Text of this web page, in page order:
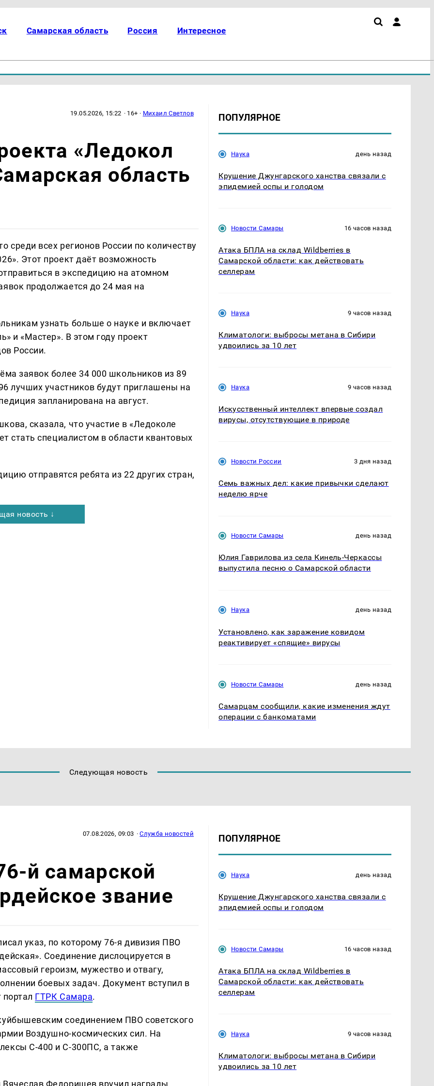
Самарская область Россия Интересное
19.05.2026, 15:22 · 16+ · Михаил Светлов
«Ледокол
область
среди всех регионов России по количеству
Этот проект даёт возможность
в экспедицию на атомном
продолжается до 24 мая на
узнать больше о науке и включает
и «Мастер». В этом году проект
России.
заявок более 34 000 школьников из 89
лучших участников будут приглашены на
запланирована на август.
сказала, что участие в «Ледоколе
стать специалистом в области квантовых
отправятся ребята из 22 других стран,
новость ↓
ПОПУЛЯРНОЕ
Наука день назад
Крушение Джунгарского ханства связали с
эпидемией оспы и голодом
Новости Самары 16 часов назад
Атака БПЛА на склад Wildberries в
Самарской области: как действовать
селлерам
Наука 9 часов назад
Климатологи: выбросы метана в Сибири
удвоились за 10 лет
Наука 9 часов назад
Искусственный интеллект впервые создал
вирусы, отсутствующие в природе
Новости России 3 дня назад
Семь важных дел: какие привычки сделают
неделю ярче
Новости Самары день назад
Юлия Гаврилова из села Кинель-Черкассы
выпустила песню о Самарской области
Наука день назад
Установлено, как заражение ковидом
реактивирует «спящие» вирусы
Новости Самары день назад
Самарцам сообщили, какие изменения ждут
операции с банкоматами
Следующая новость
07.08.2026, 09:03 ·Служба новостей
й самарской
звание
указ, по которому 76-я дивизия ПВО
Соединение дислоцируется в
героизм, мужество и отвагу,
боевых задач. Документ вступил в
ГТРК Самара.
соединением ПВО советского
Воздушно-космических сил. На
С-400 и С-300ПС, а также
Вячеслав Федорищев вручил награды
ПОПУЛЯРНОЕ
Наука день назад
Крушение Джунгарского ханства связали с
эпидемией оспы и голодом
Новости Самары 16 часов назад
Атака БПЛА на склад Wildberries в
Самарской области: как действовать
селлерам
Наука 9 часов назад
Климатологи: выбросы метана в Сибири
удвоились за 10 лет